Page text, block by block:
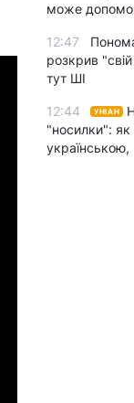
може
12:47
розкрив
тут ШІ
12:44 УНІАН
"носилки": як
українською,